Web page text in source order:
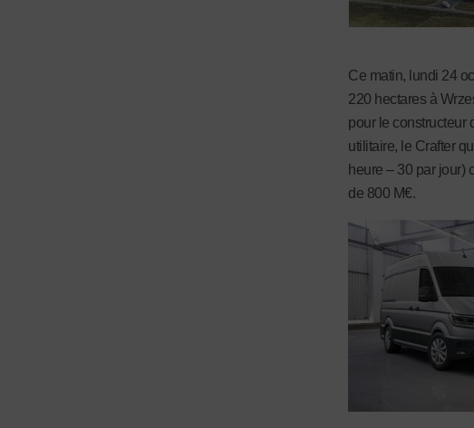
Ce matin, lundi 24
220 hectares à
pour le constructeur
utilitaire, le Crafter
heure – 30 par jour)
de 800 M€.